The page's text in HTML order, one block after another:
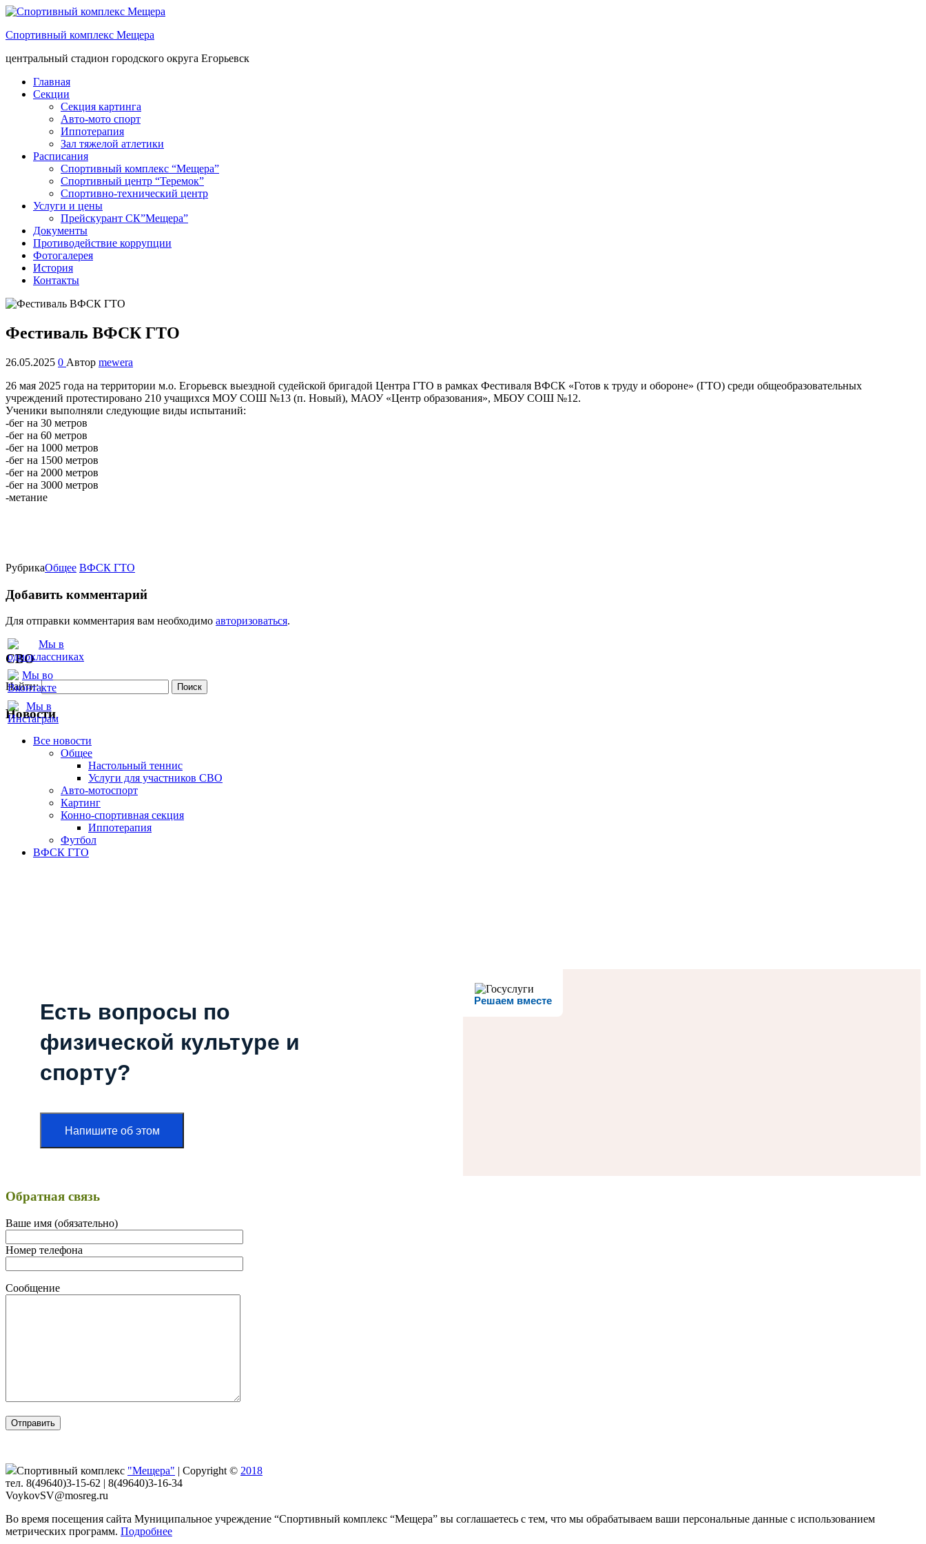
Спортивный комплекс Мещера
центральный стадион городского округа Егорьевск
Главная
Секции
Секция картинга
Авто-мото спорт
Иппотерапия
Зал тяжелой атлетики
Расписания
Спортивный комплекс “Мещера”
Спортивный центр “Теремок”
Спортивно-технический центр
Услуги и цены
Прейскурант СК”Мещера”
Документы
Противодействие коррупции
Фотогалерея
История
Контакты
Фестиваль ВФСК ГТО
26.05.2025 0 Автор mewera
26 мая 2025 года на территории м.о. Егорьевск выездной судейской бригадой Центра ГТО в рамках Фестиваля ВФСК «Готов к труду и обороне» (ГТО) среди общеобразовательных
учреждений протестировано 210 учащихся МОУ СОШ №13 (п. Новый), МАОУ «Центр образования», МБОУ СОШ №12.
Ученики выполняли следующие виды испытаний:
-бег на 30 метров
-бег на 60 метров
-бег на 1000 метров
-бег на 1500 метров
-бег на 2000 метров
-бег на 3000 метров
-метание
РубрикаOбщее ВФСК ГТО
Добавить комментарий
Для отправки комментария вам необходимо авторизоваться.
СВО
Найти:
Новости
Все новости
Oбщее
Настольный теннис
Услуги для участников СВО
Авто-мотоспорт
Картинг
Конно-спортивная секция
Иппотерапия
Футбол
ВФСК ГТО
Решаем вместе
Есть вопросы по
физической культуре и
спорту?
Напишите об этом
Обратная связь
Ваше имя (обязательно)
Номер телефона
Сообщение
Спортивный комплекс "Мещера" | Copyright © 2018
тел. 8(49640)3-15-62 | 8(49640)3-16-34
VoykovSV@mosreg.ru
Во время посещения сайта Муниципальное учреждение “Спортивный комплекс “Мещера” вы соглашаетесь с тем, что мы обрабатываем ваши персональные данные с использованием
метрических программ. Подробнее